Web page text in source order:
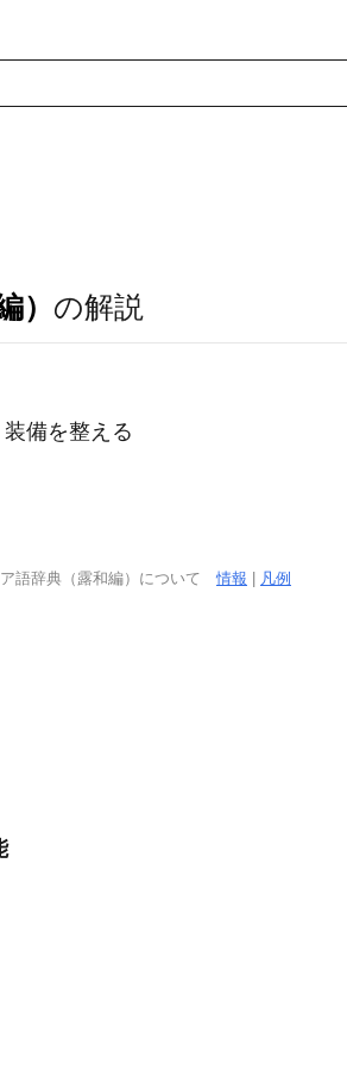
） の解説
備を整える
ア語辞典（露和編）について情報 凡例